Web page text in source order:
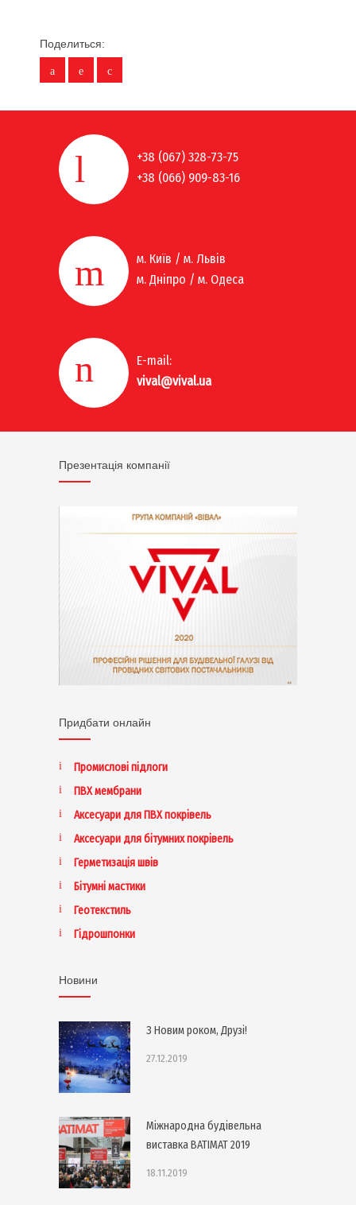
Поделиться:
+38 (067) 328-73-75
+38 (066) 909-83-16
м. Київ / м. Львів
м. Дніпро / м. Одеса
E-mail:
vival@vival.ua
Презентація компанії
Придбати онлайн
Промислові підлоги
ПВХ мембрани
Аксесуари для ПВХ покрівель
Аксесуари для бітумних покрівель
Герметизація швів
Бітумні мастики
Геотекстиль
Гідрошпонки
Новини
З Новим роком, Друзі!
27.12.2019
Міжнародна будівельна
виставка BATIMAT 2019
18.11.2019